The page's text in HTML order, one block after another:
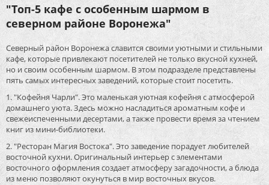
"Топ-5 кафе с особенным шармом в
северном районе Воронежа"
Северный район Воронежа славится своими уютными и стильными
кафе, которые привлекают посетителей не только вкусной кухней,
но и своим особенным шармом. В этом подразделе представлены
пять самых интересных заведений, которые стоит посетить.
1. "Кофейня Чарли". Это маленькая уютная кофейня с атмосферой
домашнего уюта. Здесь можно насладиться ароматным кофе и
свежеиспеченными десертами, а также провести время за чтением
книг из мини-библиотеки.
2. "Ресторан Магия Востока". Это заведение порадует любителей
восточной кухни. Оригинальный интерьер с элементами
восточного оформления создает атмосферу загадочности, а блюда
из меню позволяют окунуться в мир восточных вкусов.